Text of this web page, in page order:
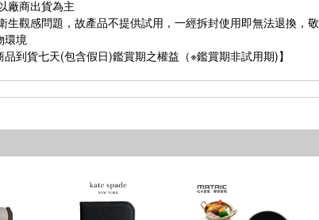
廠商出貨為主
生觀感問題，故產品不提供試用，一經拆封使用即無法退換，敬
環境
到貨七天(包含假日)鑑賞期之權益（※鑑賞期非試用期)】